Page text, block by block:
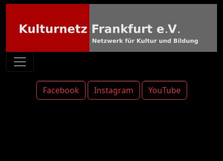
Facebook Instagram YouTube